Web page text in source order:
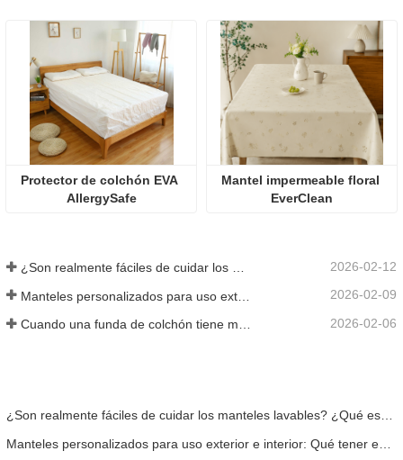
Protector de colchón EVA
AllergySafe
Mantel impermeable floral
EverClean
¿Son realmente fáciles de cuidar los manteles lavables? ¿Qué esperar? 2026-02-12
2026-02-09
2026-02-06
¿Son realmente fáciles de cuidar los manteles lavables? ¿Qué esperar?